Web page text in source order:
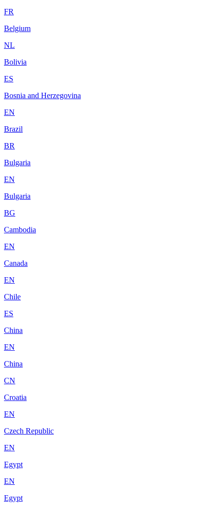
FR
Belgium
NL
Bolivia
ES
Bosnia and Herzegovina
EN
Brazil
BR
Bulgaria
EN
Bulgaria
BG
Cambodia
EN
Canada
EN
Chile
ES
China
EN
China
CN
Croatia
EN
Czech Republic
EN
Egypt
EN
Egypt